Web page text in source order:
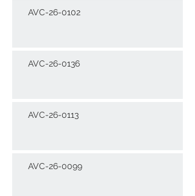
AVC-26-0102
AVC-26-0136
AVC-26-0113
AVC-26-0099